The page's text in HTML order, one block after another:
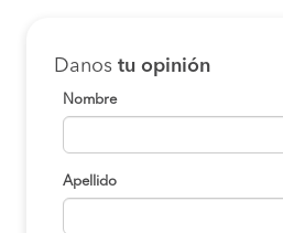
Danos tu opinión
Nombre
Apellido